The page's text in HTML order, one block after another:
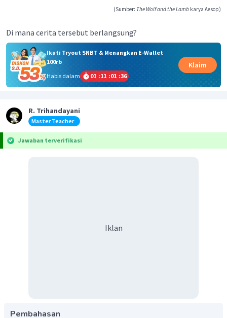
(Sumber: The Wolf and the Lamb karya Aesop)
Di mana cerita tersebut berlangsung?
Ikuti Tryout SNBT & Menangkan E-Wallet
100rb
Habis dalam
01 :11 :01 :36
Klaim
R. Trihandayani
Master Teacher
Jawaban terverifikasi
Iklan
Pembahasan